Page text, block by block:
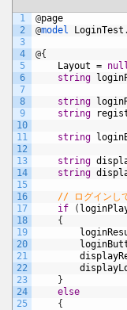
1
2
3
4
5
6
7
8
9
10
11
12
13
14
15
16
17
18
19
20
21
22
23
24
25
@page
@model LoginTest .
@{
Layout =
string
string
string
string
string
string
// ログインし
if
(
{
}
else
{